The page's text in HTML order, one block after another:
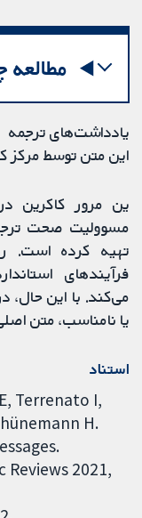
یادداشت‌های ترجمه
این متن توسط مرکز
ین مرور کاکرین
مسوولیت صحت
تهیه کرده است.
فرآیندهای
می‌کند. با این
یا نامناسب، متن
استناد
Terrenato I,
H.
2021,